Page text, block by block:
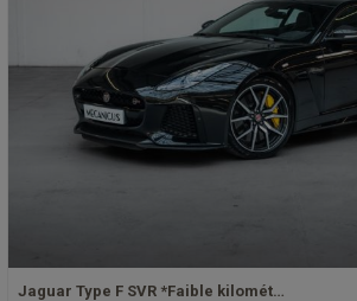
Jaguar Type F SVR *Faible kilomét…